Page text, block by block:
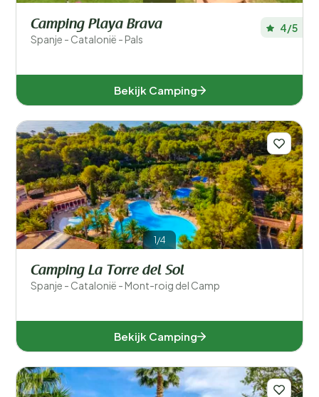
Camping Playa Brava
Spanje - Catalonië - Pals
4/5
Bekijk Camping
1/4
Camping La Torre del Sol
Spanje - Catalonië - Mont-roig del Camp
Bekijk Camping